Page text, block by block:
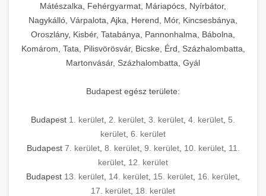
Mátészalka, Fehérgyarmat, Máriapócs, Nyírbátor,
Nagykálló, Várpalota, Ajka, Herend, Mór, Kincsesbánya,
Oroszlány, Kisbér, Tatabánya, Pannonhalma, Bábolna,
Komárom, Tata, Pilisvörösvár, Bicske, Érd, Százhalombatta,
Martonvásár, Százhalombatta, Gyál
Budapest egész területe:
Budapest 1. kerület 2. kerület 3. kerület 4. kerület 5.
kerület 6. kerület
Budapest 7. kerület, 8. kerület, 9. kerület, 10. kerület, 11.
kerület 12. kerület
Budapest 13. kerület 14. kerület 15. kerület 16. kerület
17. kerület 18. kerület